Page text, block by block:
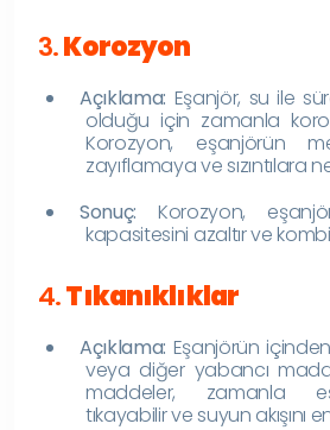
3.Korozyon
Açıklama: Eşanjör, su ile
olduğu için zamanla
Korozyon, eşanjörün
zayıflamaya ve sızıntılara
Sonuç: Korozyon,
kapasitesini azaltır ve
4.Tıkanıklıklar
Açıklama: Eşanjörün
veya diğer yabancı
maddeler, zamanla
tıkayabilir ve suyun akışını